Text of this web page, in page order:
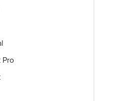
Pro